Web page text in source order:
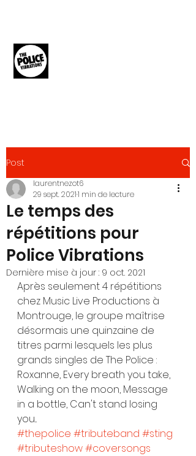
Post
Le temps des
répétitions pour
Police Vibrations
laurentnezot6
29 sept. 20211 min de lecture
Dernière mise à jour : 9 oct. 2021
Après seulement 4 répétitions
chez Music Live Productions à
Montrouge, le groupe maîtrise
désormais une quinzaine de
titres parmi lesquels les plus
grands singles de The Police :
Roxanne, Every breath you take,
Walking on the moon, Message
in a bottle, Can't stand losing
you...
#thepolice #tributeband #sting
#tributeshow#coversongs